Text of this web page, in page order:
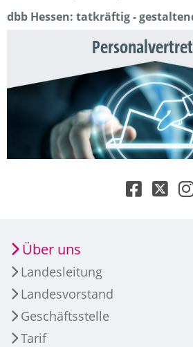
dbb Hessen: tatkräftig -
Über uns
Landesleitung
Landesvorstand
Geschäftsstelle
Tarif